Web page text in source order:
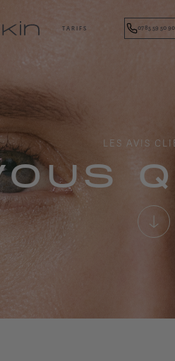
TARIFS 07 85 59 50 90
LES AVIS